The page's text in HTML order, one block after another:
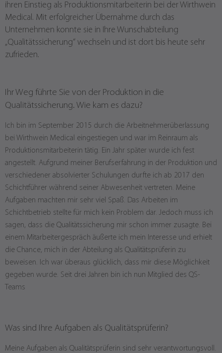
ihren Einstieg als Produktionsmitarbeiterin bei der Wirthwein
Medical. Mit erfolgreicher Übernahme durch das
Unternehmen konnte sie in Ihre Wunschabteilung
„Qualitätssicherung“ wechseln und ist dort bis heute sehr
zufrieden.
Ihr Weg führte Sie von der Produktion in die
Qualitätssicherung. Wie kam es dazu?
Ich bin im September 2015 durch die Arbeitnehmerüberlassung
bei Wirthwein Medical eingestiegen und war im Reinraum als
Produktionsmitarbeiterin tätig. Ein Jahr später wurde ich fest
angestellt. Aufgrund meiner Berufserfahrung in der Produktion und
verschiedener absolvierter Schulungen durfte ich ab 2017 den
Schichtführer während seiner Abwesenheit vertreten. Meine
Aufgaben machten mir sehr viel Spaß. Das Arbeiten im
Schichtbetrieb stellte für mich kein Problem dar. Jedoch muss ich
sagen, dass die Qualitätssicherung mir schon immer zusagte. Bei
einem Mitarbeitergespräch äußerte ich mein Interesse und erhielt
die Chance, mich in der Abteilung als Qualitätsprüferin zu
beweisen. Ich war überaus glücklich, dass mir diese Möglichkeit
gegeben wurde. Seit drei Jahren bin ich nun Mitglied des QS-
Teams
Was sind Ihre Aufgaben als Qualitätsprüferin?
Meine Aufgaben als Qualitätsprüferin sind sehr verantwortungsvoll.